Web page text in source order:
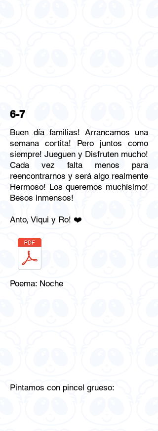
6-7
Buen día familias! Arrancamos una
semana cortita! Pero juntos como
siempre! Jueguen y Disfruten mucho!
Cada vez falta menos para
reencontrarnos y será algo realmente
Hermoso! Los queremos muchísimo!
Besos inmensos!
Anto, Viqui y Ro! ❤️
Poema: Noche
Pintamos con pincel grueso: